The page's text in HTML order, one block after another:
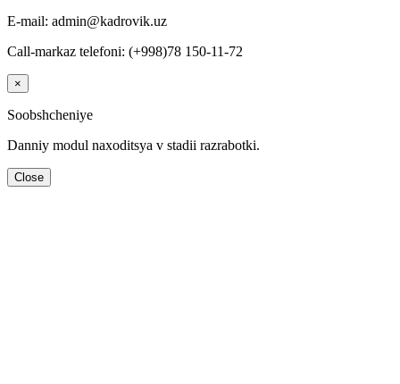
E-mail: admin@kadrovik.uz
Call-markaz telefoni: (+998)78 150-11-72
×
Soobshcheniye
Danniy modul naхoditsya v stadii razrabotki.
Close